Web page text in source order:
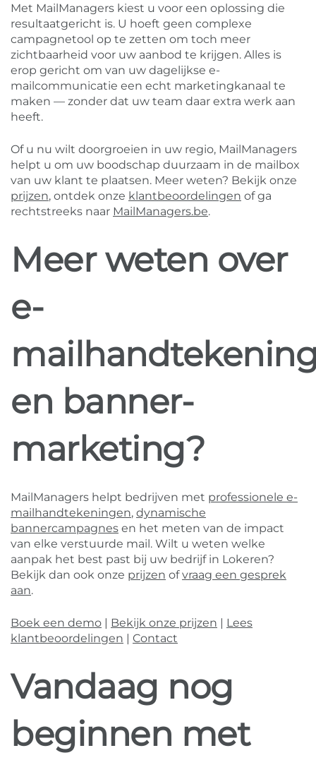
Met MailManagers kiest u voor een oplossing die
resultaatgericht is. U hoeft geen complexe
campagnetool op te zetten om toch meer
zichtbaarheid voor uw aanbod te krijgen. Alles is
erop gericht om van uw dagelijkse e-
mailcommunicatie een echt marketingkanaal te
maken — zonder dat uw team daar extra werk aan
heeft.
Of u nu wilt doorgroeien in uw regio, MailManagers
helpt u om uw boodschap duurzaam in de mailbox
van uw klant te plaatsen. Meer weten? Bekijk onze
prijzen, ontdek onze klantbeoordelingen of ga
rechtstreeks naar MailManagers.be.
Meer weten over
e-
en banner-
marketing?
MailManagers helpt bedrijven met professionele e-
mailhandtekeningen, dynamische
bannercampagnes en het meten van de impact
van elke verstuurde mail. Wilt u weten welke
aanpak het best past bij uw bedrijf in Lokeren?
Bekijk dan ook onze prijzen ofvraag een gesprek
aan.
Boek een demo Bekijk onze prijzen
Lees
klantbeoordelingen
Contact
Vandaag nog
beginnen met